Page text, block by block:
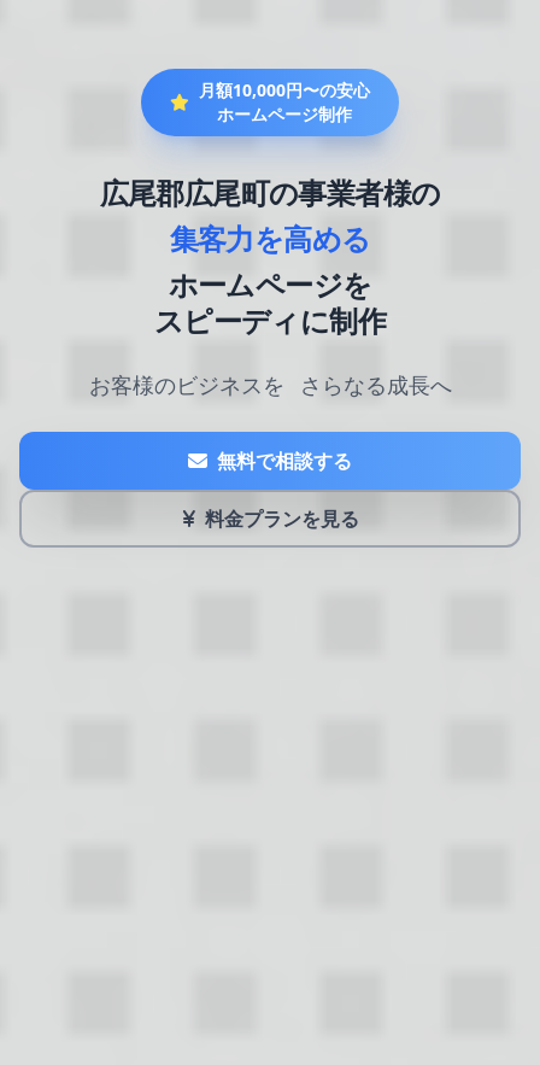
月額10,000円〜の安心
ホームページ制作
広尾郡広尾町の事業者様の
集客力を高める
ホームページを
スピーディに制作
お客様のビジネスを さらなる成長へ
無料で相談する
料金プランを見る